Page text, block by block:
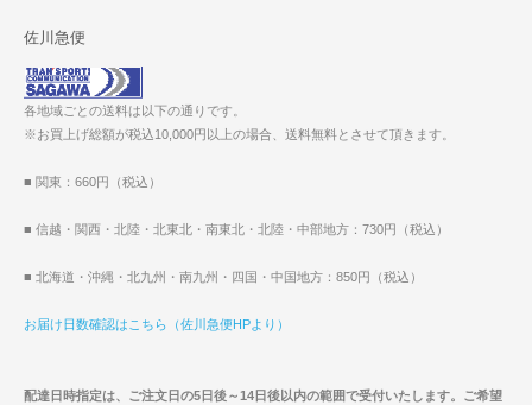
佐川急便
各地域ごとの送料は以下の通りです。
※お買上げ総額が税込10,000円以上の場合、送料無料とさせて頂きます。
■ 関東：660円（税込）
■ 信越・関西・北陸・北東北・南東北・北陸・中部地方：730円（税込）
■ 北海道・沖縄・北九州・南九州・四国・中国地方：850円（税込）
お届け日数確認はこちら（佐川急便HPより）
配達日時指定は、ご注文日の5日後～14日後以内の範囲で受付いたします。ご希望